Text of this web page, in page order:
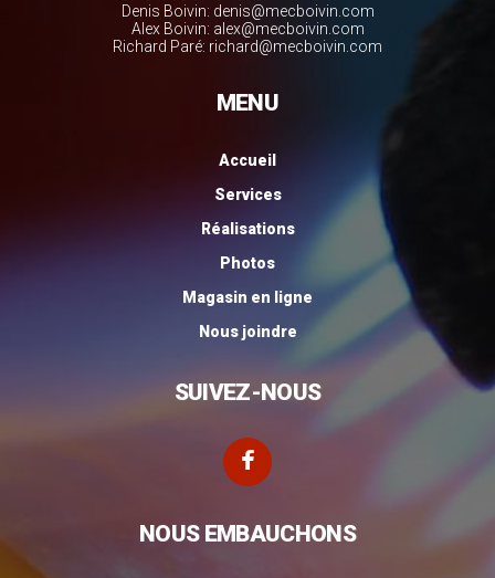
Denis Boivin: denis@mecboivin.com
Alex Boivin: alex@mecboivin.com
Richard Paré: richard@mecboivin.com
MENU
Accueil
Services
Réalisations
Photos
Magasin en ligne
Nous joindre
SUIVEZ-NOUS
NOUS EMBAUCHONS